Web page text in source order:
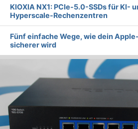
KIOXIA NX1: PCIe-5.0-SSDs für KI-
Hyperscale-Rechenzentren
Fünf einfache Wege, wie dein
sicherer wird